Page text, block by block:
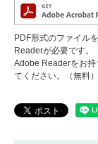
PDF形式のファイル
Readerが必要です。
Adobe Readerをお持
てください。（無料）